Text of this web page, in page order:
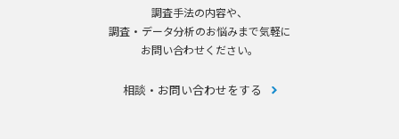
調査手法の内容や、
調査・データ分析のお悩みまで気軽に
お問い合わせください。
相談・お問い合わせをする